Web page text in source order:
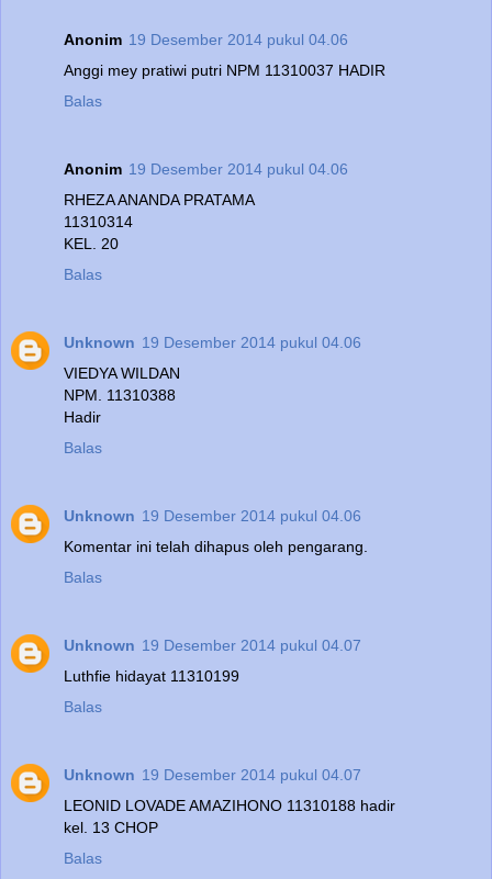
Anonim 19 Desember 2014 pukul 04.06
Anggi mey pratiwi putri NPM 11310037 HADIR
Balas
Anonim 19 Desember 2014 pukul 04.06
RHEZA ANANDA PRATAMA
11310314
KEL. 20
Balas
Unknown 19 Desember 2014 pukul 04.06
VIEDYA WILDAN
NPM. 11310388
Hadir
Balas
Unknown 19 Desember 2014 pukul 04.06
Komentar ini telah dihapus oleh pengarang.
Balas
Unknown 19 Desember 2014 pukul 04.07
Luthfie hidayat 11310199
Balas
Unknown 19 Desember 2014 pukul 04.07
LEONID LOVADE AMAZIHONO 11310188 hadir
kel. 13 CHOP
Balas